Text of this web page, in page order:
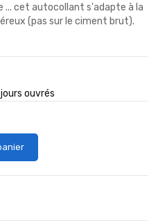
... cet autocollant s'adapte à la
(pas sur le ciment brut).
ouvrés